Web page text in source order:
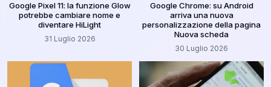
Google Pixel 11: la funzione Glow
potrebbe cambiare nome e
diventare HiLight
31 Luglio 2026
Google Chrome: su Android
arriva una nuova
personalizzazione della pagina
Nuova scheda
30 Luglio 2026